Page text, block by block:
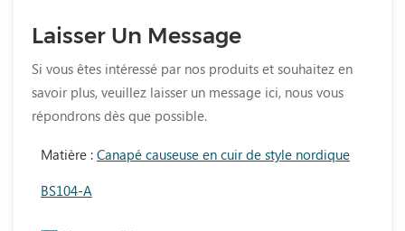
Laisser Un Message
Si vous êtes intéressé par nos produits et souhaitez en
savoir plus, veuillez laisser un message ici, nous vous
répondrons dès que possible.
Matière : Canapé causeuse en cuir de style nordique
BS104-A